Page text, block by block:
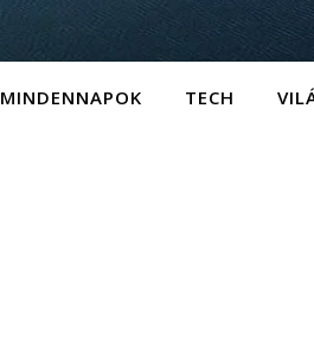
MINDENNAPOK TECH